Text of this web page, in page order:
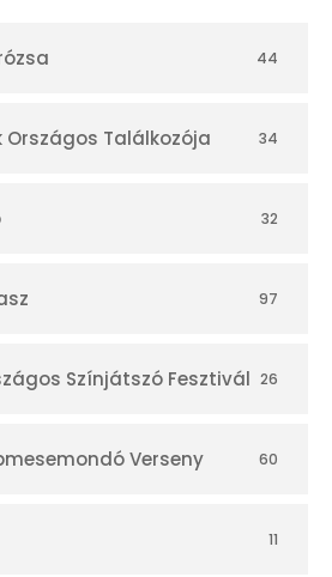
44
Országos Találkozója 34
32
97
Színjátszó Fesztivál 26
Verseny 60
11